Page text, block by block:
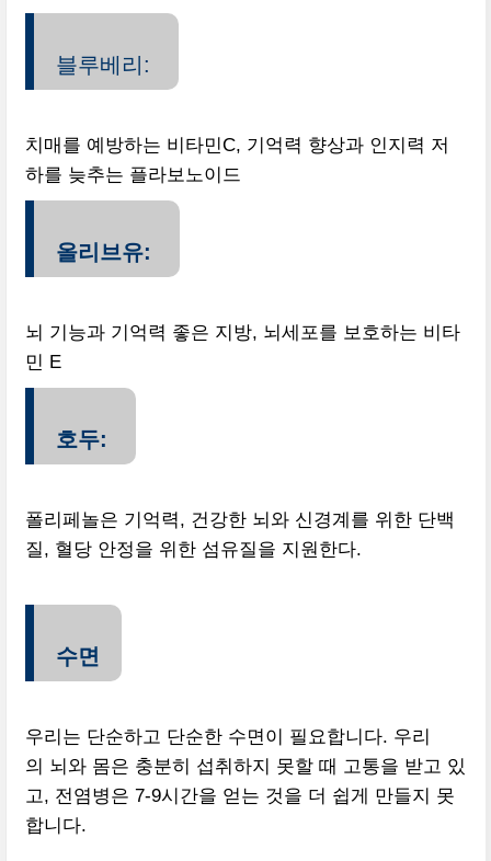
블루베리:
치매를 예방하는 비타민C, 기억력 향상과 인지력 저
하를 늦추는 플라보노이드
올리브유:
뇌 기능과 기억력 좋은 지방, 뇌세포를 보호하는 비타
민 E
호두:
폴리페놀은 기억력, 건강한 뇌와 신경계를 위한 단백
질, 혈당 안정을 위한 섬유질을 지원한다.
수면
우리는 단순하고 단순한 수면이 필요합니다. 우리
의 뇌와 몸은 충분히 섭취하지 못할 때 고통을 받고 있
고, 전염병은 7-9시간을 얻는 것을 더 쉽게 만들지 못
합니다.